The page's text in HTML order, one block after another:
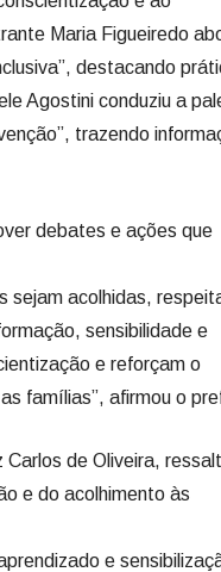
Maria Figueiredo
destacando
Agostini conduziu a
trazendo
debates e ações que
sejam acolhidas,
sensibilidade e
e reforçam o
famílias”, afirmou o
de Oliveira,
e do acolhimento às
e